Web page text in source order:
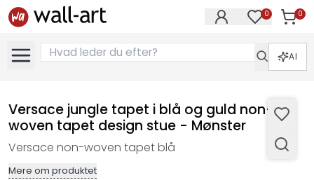
0 0
Varer
AI
Versace jungle tapet i blå og guld non-
woven tapet design stue - Mønster
Versace non-woven tapet blå
Mere om produktet